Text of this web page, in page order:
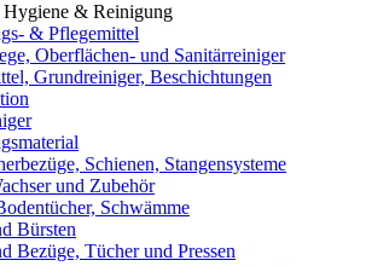
Hygiene & Reinigung
& Pflegemittel
Oberflächen- und Sanitärreiniger
Grundreiniger, Beschichtungen
Schienen, Stangensysteme
und Zubehör
Schwämme
Bürsten
Bezüge, Tücher und Pressen